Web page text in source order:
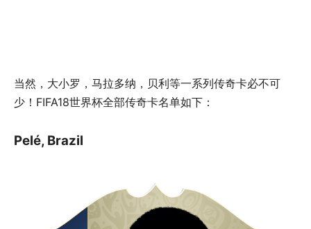
当然，大小罗，马拉多纳，贝利等一系列传奇卡必不可
少！FIFA18世界杯全部传奇卡名单如下：
Pelé, Brazil